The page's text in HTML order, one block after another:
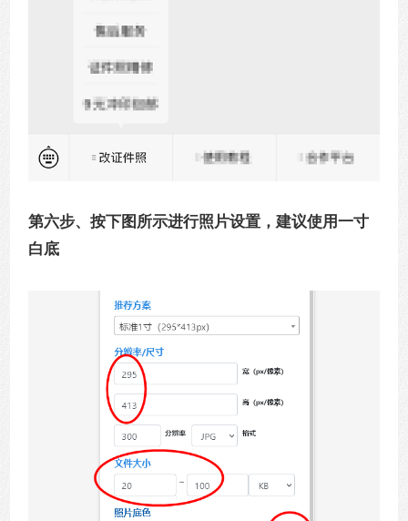
第六步、按下图所示进行照片设置，建议使用一寸
白底